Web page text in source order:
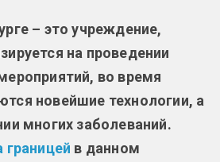
– это учреждение,
на проведении
во время
новейшие технологии, а
многих заболеваний.
границей в данном